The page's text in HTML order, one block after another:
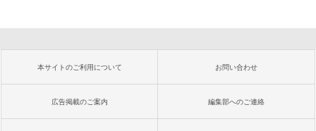
本サイトのご利用について お問い合わせ
広告掲載のご案内 編集部へのご連絡